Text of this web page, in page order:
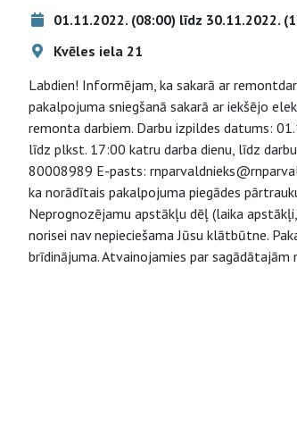
01.11.2022. (08:00) līdz 30.11.2022.
Kvēles iela 21
Labdien! Informējam, ka sakarā ar
pakalpojuma sniegšanā sakarā ar iekšējo
remonta darbiem. Darbu izpildes datums:
līdz plkst. 17:00 katru darba dienu, līdz
80008989 E-pasts:
ka norādītais pakalpojuma piegādes
Neprognozējamu apstākļu dēļ (laika
norisei nav nepieciešama Jūsu klātbūtne.
brīdinājuma. Atvainojamies par sagādātajām